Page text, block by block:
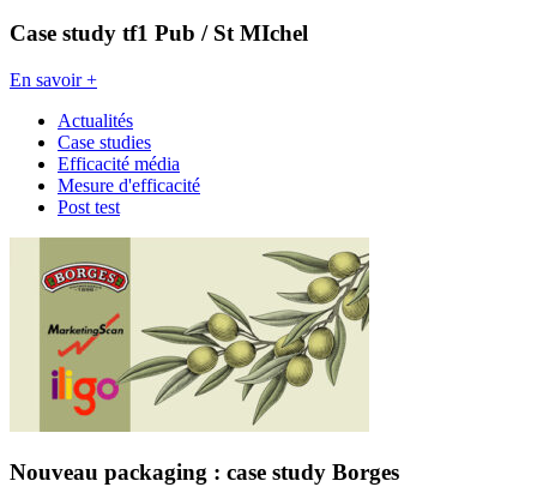
Case study tf1 Pub / St MIchel
En savoir +
Actualités
Case studies
Efficacité média
Mesure d'efficacité
Post test
Nouveau packaging : case study Borges